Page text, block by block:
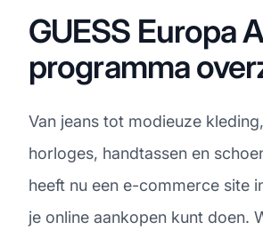
GUESS Europa
programma
Van jeans tot modieuze
horloges, handtassen en
heeft nu een e-commerce site
je online aankopen kunt doen.